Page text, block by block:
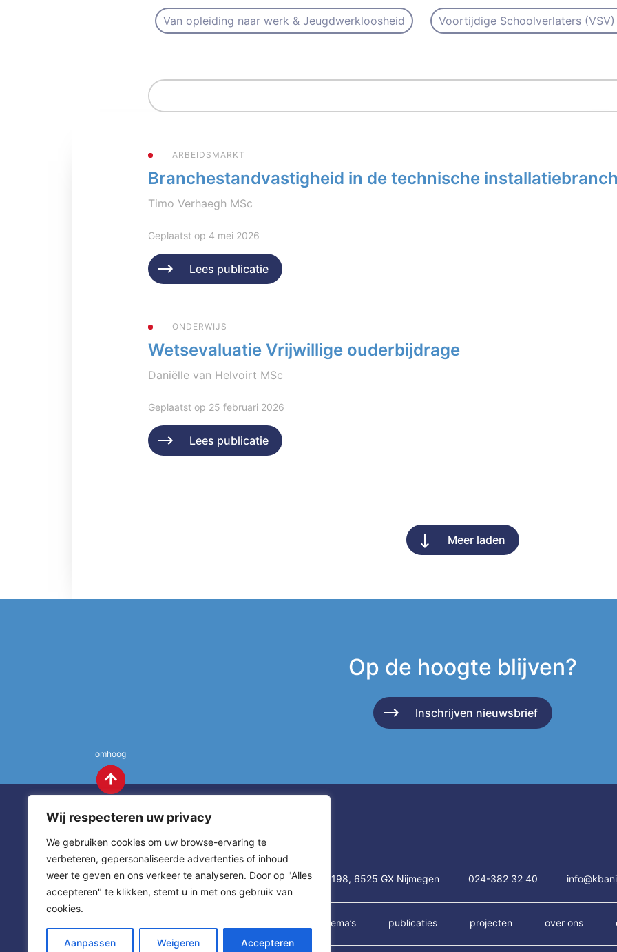
Wij respecteren uw privacy
We gebruiken cookies om uw browse-ervaring te
verbeteren, gepersonaliseerde advertenties of inhoud
weer te geven en ons verkeer te analyseren. Door op "Alles
accepteren" te klikken, stemt u in met ons gebruik van
cookies.
Aanpassen Weigeren Accepteren
Van opleiding naar werk & Jeugdwerkloosheid Voortijdige Schoolverlaters
ARBEIDSMARKT
Branchestandvastigheid in de technische
Timo Verhaegh MSc
Geplaatst op 4 mei 2026
Lees publicatie
ONDERWIJS
Wetsevaluatie Vrijwillige ouderbijdrage
Daniëlle van Helvoirt MSc
Geplaatst op 25 februari 2026
Lees publicatie
Meer laden
Op de hoogte blijven?
Inschrijven nieuwsbrief
omhoog
Contact St. Annastraat 198, 6525 GX Nijmegen 024-382 32 40
thema’s publicaties projecten over ons